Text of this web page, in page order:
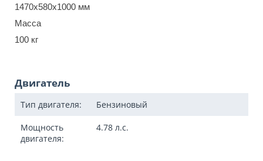
1470х580х1000 мм
Масса
100 кг
Двигатель
Тип двигателя: Бензиновый
Мощность
двигателя:
4.78 л.с.